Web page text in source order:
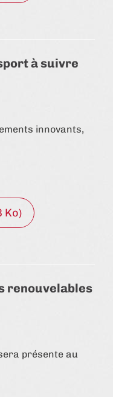
à suivre
innovants,
Ko)
renouvelables
présente au